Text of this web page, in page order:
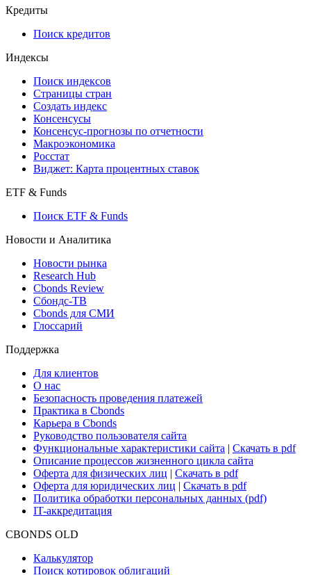
Кредиты
Поиск кредитов
Индексы
Поиск индексов
Страницы стран
Создать индекс
Консенсусы
Консенсус-прогнозы по отчетности
Макроэкономика
Росстат
Виджет: Карта процентных ставок
ETF & Funds
Поиск ETF & Funds
Новости и Аналитика
Новости рынка
Research Hub
Cbonds Review
Сбондс-ТВ
Cbonds для СМИ
Глоссарий
Поддержка
Для клиентов
О нас
Безопасность проведения платежей
Практика в Cbonds
Карьера в Cbonds
Руководство пользователя сайта
Функциональные характеристики сайта | Скачать в pdf
Описание процессов жизненного цикла сайта
Оферта для физических лиц | Скачать в pdf
Оферта для юридических лиц | Скачать в pdf
Политика обработки персональных данных (pdf)
IT-аккредитация
CBONDS OLD
Калькулятор
Поиск котировок облигаций